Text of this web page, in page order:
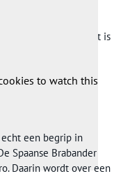
‘Bullebak’ heet is
to watch this
een begrip in
Spaanse Brabander
Daarin wordt over een